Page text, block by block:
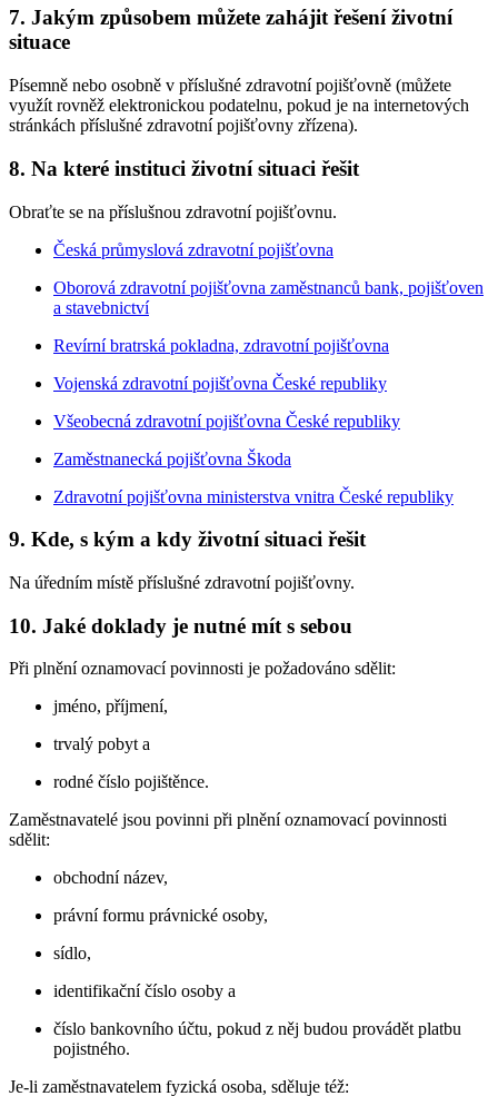
7. Jakým způsobem můžete zahájit řešení životní
situace
Písemně nebo osobně v příslušné zdravotní pojišťovně (můžete
využít rovněž elektronickou podatelnu, pokud je na internetových
stránkách příslušné zdravotní pojišťovny zřízena).
8. Na které instituci životní situaci řešit
Obraťte se na příslušnou zdravotní pojišťovnu.
Česká průmyslová zdravotní pojišťovna
Oborová zdravotní pojišťovna zaměstnanců bank, pojišťoven
a stavebnictví
Revírní bratrská pokladna, zdravotní pojišťovna
Vojenská zdravotní pojišťovna České republiky
Všeobecná zdravotní pojišťovna České republiky
Zaměstnanecká pojišťovna Škoda
Zdravotní pojišťovna ministerstva vnitra České republiky
9. Kde, s kým a kdy životní situaci řešit
Na úředním místě příslušné zdravotní pojišťovny.
10. Jaké doklady je nutné mít s sebou
Při plnění oznamovací povinnosti je požadováno sdělit:
jméno, příjmení,
trvalý pobyt a
rodné číslo pojištěnce.
Zaměstnavatelé jsou povinni při plnění oznamovací povinnosti
sdělit:
obchodní název,
právní formu právnické osoby,
sídlo,
identifikační číslo osoby a
číslo bankovního účtu, pokud z něj budou provádět platbu
pojistného.
Je-li zaměstnavatelem fyzická osoba, sděluje též: